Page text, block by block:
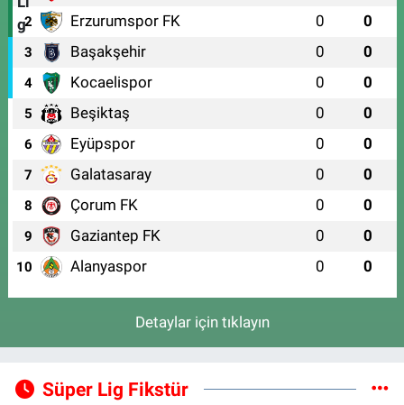
2 Erzurumspor FK 0 0
3 Başakşehir 0 0
4 Kocaelispor 0 0
5 Beşiktaş 0 0
6 Eyüpspor 0 0
7 Galatasaray 0 0
8 Çorum FK 0 0
9 Gaziantep FK 0 0
10 Alanyaspor 0 0
Detaylar için tıklayın
Süper Lig Fikstür